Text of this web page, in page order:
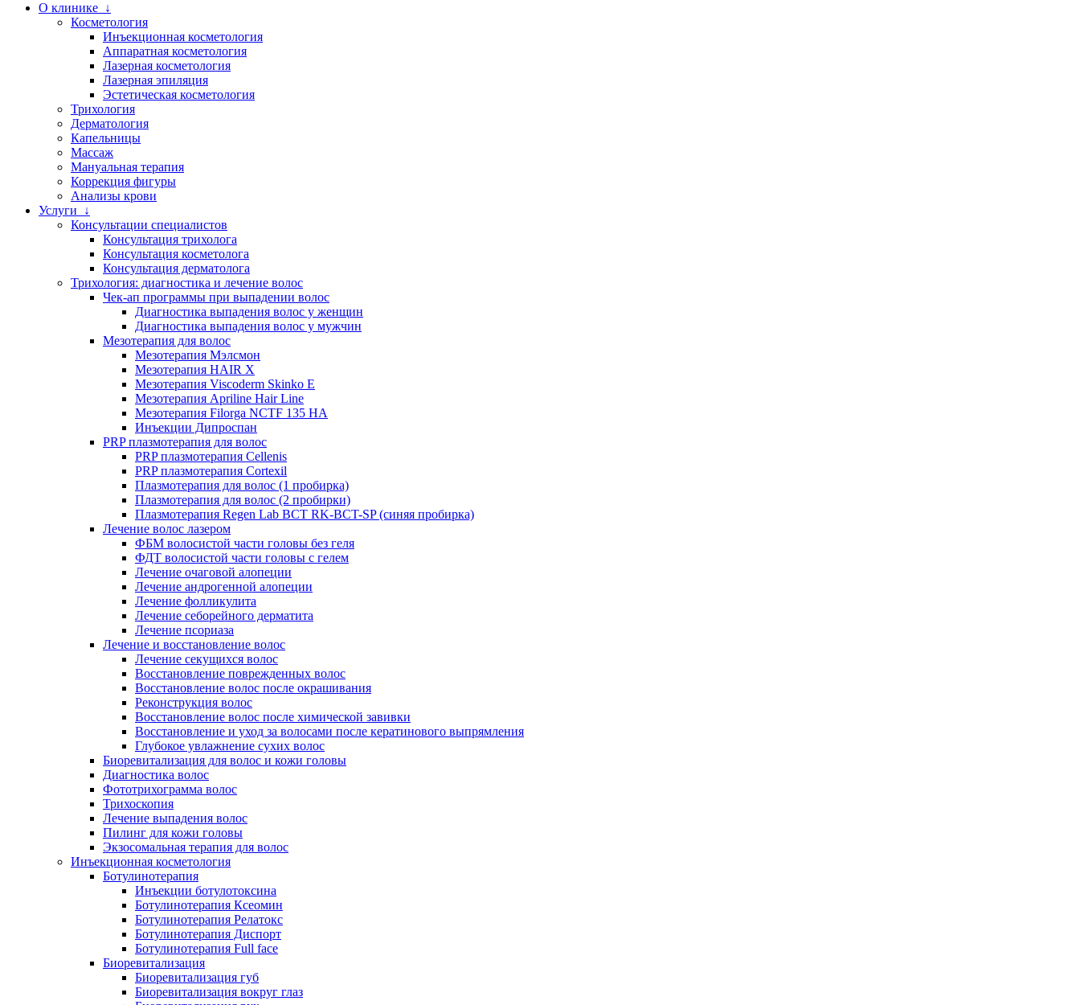
О клинике ↓
Косметология
Инъекционная косметология
Аппаратная косметология
Лазерная косметология
Лазерная эпиляция
Эстетическая косметология
Трихология
Дерматология
Капельницы
Массаж
Мануальная терапия
Коррекция фигуры
Анализы крови
Услуги ↓
Консультации специалистов
Консультация трихолога
Консультация косметолога
Консультация дерматолога
Трихология: диагностика и лечение волос
Чек-ап программы при выпадении волос
Диагностика выпадения волос у женщин
Диагностика выпадения волос у мужчин
Мезотерапия для волос
Мезотерапия Мэлсмон
Мезотерапия HAIR X
Мезотерапия Viscoderm Skinko E
Мезотерапия Apriline Hair Line
Мезотерапия Filorga NCTF 135 HA
Инъекции Дипроспан
PRP плазмотерапия для волос
PRP плазмотерапия Cellenis
PRP плазмотерапия Cortexil
Плазмотерапия для волос (1 пробирка)
Плазмотерапия для волос (2 пробирки)
Плазмотерапия Regen Lab BCT RK-BCT-SP (синяя пробирка)
Лечение волос лазером
ФБМ волосистой части головы без геля
ФДТ волосистой части головы с гелем
Лечение очаговой алопеции
Лечение андрогенной алопеции
Лечение фолликулита
Лечение себорейного дерматита
Лечение псориаза
Лечение и восстановление волос
Лечение секущихся волос
Восстановление поврежденных волос
Восстановление волос после окрашивания
Реконструкция волос
Восстановление волос после химической завивки
Восстановление и уход за волосами после кератинового выпрямления
Глубокое увлажнение сухих волос
Биоревитализация для волос и кожи головы
Диагностика волос
Фототрихограмма волос
Трихоскопия
Лечение выпадения волос
Пилинг для кожи головы
Экзосомальная терапия для волос
Инъекционная косметология
Ботулинотерапия
Инъекции ботулотоксина
Ботулинотерапия Ксеомин
Ботулинотерапия Релатокс
Ботулинотерапия Диспорт
Ботулинотерапия Full face
Биоревитализация
Биоревитализация губ
Биоревитализация вокруг глаз